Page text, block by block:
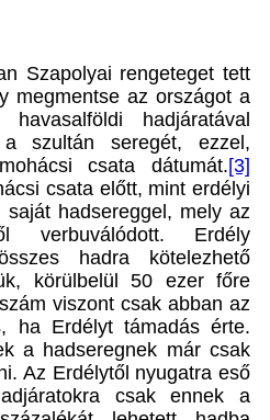
rengeteget tett
megmentse az országot a
havasalföldi hadjáratával
szultán seregét, ezzel,
csata dátumát.[3]
csata előtt, mint erdélyi
hadsereggel, mely az
verbuválódott. Erdély
hadra kötelezhető
körülbelül 50 ezer főre
viszont csak abban az
ha Erdélyt támadás érte.
a hadseregnek már csak
Az Erdélytől nyugatra eső
csak ennek a